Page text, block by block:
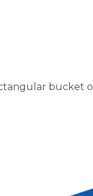
bucket